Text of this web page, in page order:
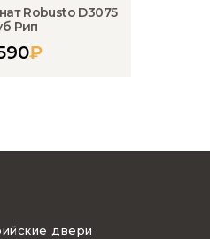
Robusto D3075
Рип
₽
двери